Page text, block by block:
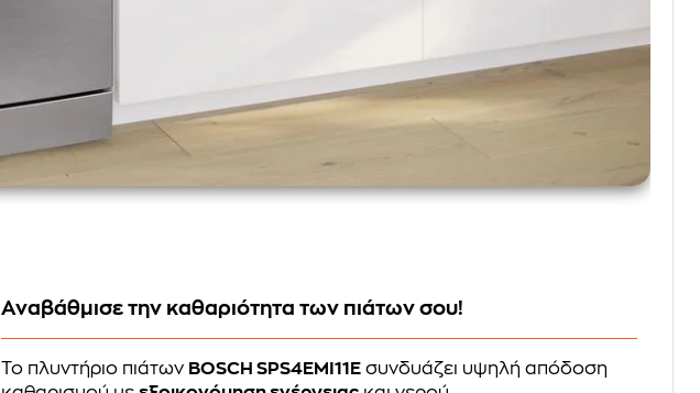
Αναβάθμισε την καθαριότητα των πιάτων σου!
Το πλυντήριο πιάτων BOSCH SPS4EMI11E συνδυάζει υψηλή απόδοση